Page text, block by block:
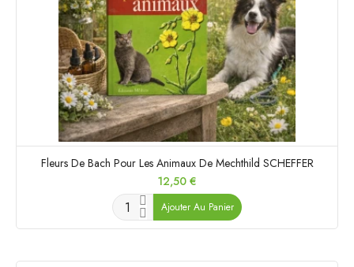
Fleurs De Bach Pour Les Animaux De Mechthild SCHEFFER
Prix
12,50 €
Ajouter Au Panier